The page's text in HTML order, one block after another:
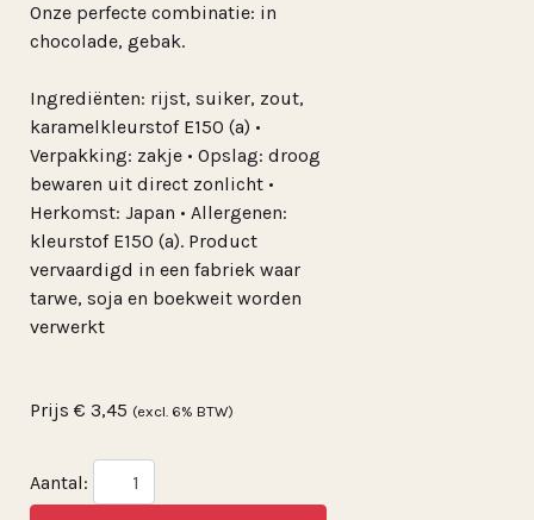
Onze perfecte combinatie: in
chocolade, gebak.
Ingrediënten: rijst, suiker, zout,
karamelkleurstof E150 (a) •
Verpakking: zakje • Opslag: droog
bewaren uit direct zonlicht •
Herkomst: Japan • Allergenen:
kleurstof E150 (a). Product
vervaardigd in een fabriek waar
tarwe, soja en boekweit worden
verwerkt
Prijs € 3,45 (excl. 6% BTW)
Aantal: